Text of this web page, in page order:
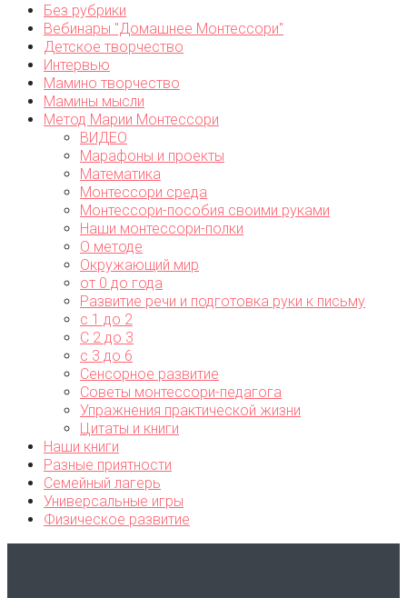
Без рубрики
Вебинары "Домашнее Монтессори"
Детское творчество
Интервью
Мамино творчество
Мамины мысли
Метод Марии Монтессори
ВИДЕО
Марафоны и проекты
Математика
Монтессори среда
Монтессори-пособия своими руками
Наши монтессори-полки
О методе
Окружающий мир
от 0 до года
Развитие речи и подготовка руки к письму
с 1 до 2
С 2 до 3
с 3 до 6
Сенсорное развитие
Советы монтессори-педагога
Упражнения практической жизни
Цитаты и книги
Наши книги
Разные приятности
Семейный лагерь
Универсальные игры
Физическое развитие